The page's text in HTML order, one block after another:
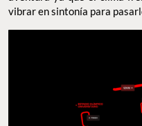
vibrar en sintonía para